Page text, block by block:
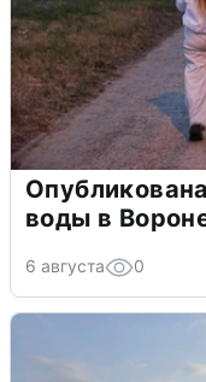
воды в
6 августа 0